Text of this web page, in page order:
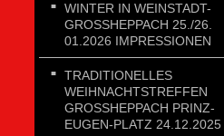
WINTER IN WEINSTADT-
GROSSHEPPACH 25./26. 0
1.2026 IMPRESSIONEN
TRADITIONELLES
WEIHNACHTSTREFFEN
GROSSHEPPACH PRINZ-E
UGEN-PLATZ 24.12.2025